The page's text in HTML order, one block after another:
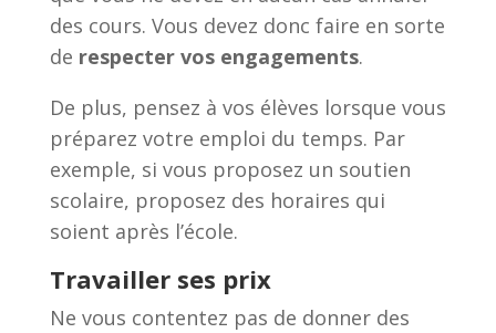
des cours. Vous devez donc faire en sorte
de respecter vos engagements.
De plus, pensez à vos élèves lorsque vous
préparez votre emploi du temps. Par
exemple, si vous proposez un soutien
scolaire, proposez des horaires qui
soient après l’école.
Travailler ses prix
Ne vous contentez pas de donner des